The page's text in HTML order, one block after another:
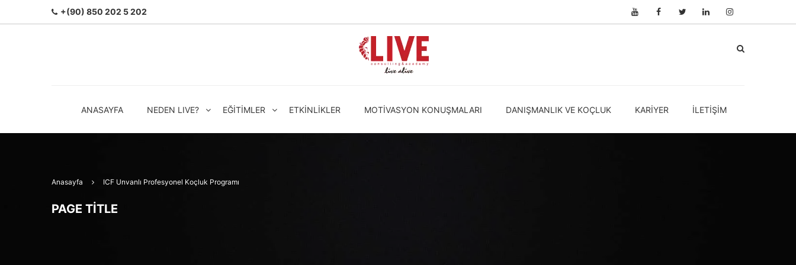
+(90) 850 202 5 202
ANASAYFA NEDEN LIVE? EĞITIMLER ETKINLIKLER MOTIVASYON KONUŞMALARI DANIŞMANLIK VE KOÇLUK KARIYER İLETIŞIM
Anasayfa ICF Unvanlı Profesyonel Koçluk Programı
PAGE TITLE